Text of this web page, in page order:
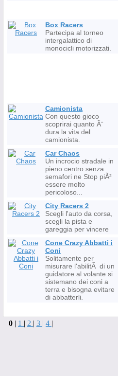
Box Racers
Partecipa al torneo
intergalattico di
monocicli motorizzati.
Camionista
Con questo gioco
scoprirai quanto Ã¨
dura la vita del
camionista.
Car Chaos
Un incrocio stradale in
pieno centro senza
semafori ne Stop piÃ²
essere molto
pericoloso...
City Racers 2
Scegli l'auto da corsa,
scegli la pista e
gareggia per vincere
Cone Crazy Abbatti i
Coni
Solitamente per
misurare l'abilitÃ di un
guidatore al volante si
sistemano dei coni a
terra e bisogna evitare
di abbatterli.
0 | 1 | 2 | 3 | 4 |